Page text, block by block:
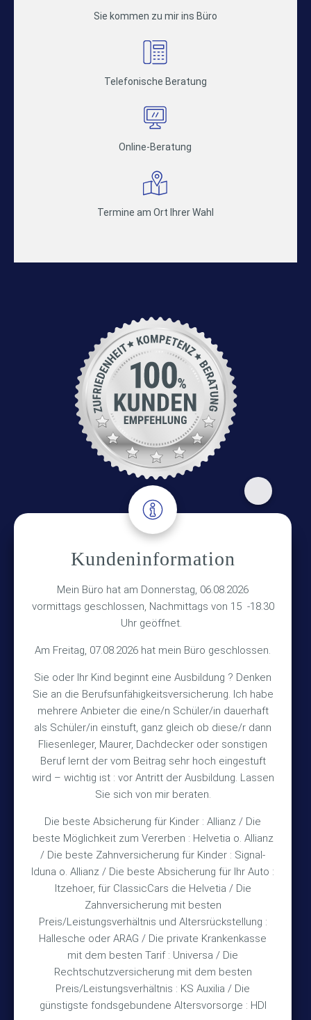
Kundeninformation
Mein Büro hat am Donnerstag, 06.08.2026
vormittags geschlossen, Nachmittags von 15 -18.30
Uhr geöffnet.
Am Freitag, 07.08.2026 hat mein Büro geschlossen.
Sie oder Ihr Kind beginnt eine Ausbildung ? Denken
Sie an die Berufsunfähigkeitsversicherung. Ich habe
mehrere Anbieter die eine/n Schüler/in dauerhaft
als Schüler/in einstuft, ganz gleich ob diese/r dann
Fliesenleger, Maurer, Dachdecker oder sonstigen
Beruf lernt der vom Beitrag sehr hoch eingestuft
wird – wichtig ist : vor Antritt der Ausbildung. Lassen
Sie sich von mir beraten.
Die beste Absicherung für Kinder : Allianz / Die
beste Möglichkeit zum Vererben : Helvetia o. Allianz
/ Die beste Zahnversicherung für Kinder : Signal-
Iduna o. Allianz / Die beste Absicherung für Ihr Auto :
Itzehoer, für ClassicCars die Helvetia / Die
Zahnversicherung mit besten
Preis/Leistungsverhältnis und Altersrückstellung :
Hallesche oder ARAG / Die private Krankenkasse
mit dem besten Tarif : Universa / Die
Rechtschutzversicherung mit dem besten
Preis/Leistungsverhältnis : KS Auxilia / Die
günstigste fondsgebundene Altersvorsorge : HDI
Sie kommen zu mir ins Büro
Telefonische Beratung
Online-Beratung
Termine am Ort Ihrer Wahl
Adresse
Hinterkampstr.1a
30890 Barsinghausen
TEL +49 (5105) 1811
FAX +49 (5105) 2720
vmh1a@web.de
Bürozeiten
Mo – Fr 10:15 – 12:00 Uhr
Mo & Do 15:30 – 18:00 Uhr
und nach Vereinbarung
Rechtliches
Impressum
Datenschutz
Erstinformation